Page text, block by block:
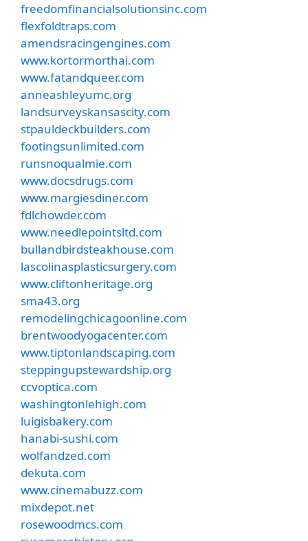
freedomfinancialsolutionsinc.com
flexfoldtraps.com
amendsracingengines.com
www.kortormorthai.com
www.fatandqueer.com
anneashleyumc.org
landsurveyskansascity.com
stpauldeckbuilders.com
footingsunlimited.com
runsnoqualmie.com
www.docsdrugs.com
www.margiesdiner.com
fdlchowder.com
www.needlepointsltd.com
bullandbirdsteakhouse.com
lascolinasplasticsurgery.com
www.cliftonheritage.org
sma43.org
remodelingchicagoonline.com
brentwoodyogacenter.com
www.tiptonlandscaping.com
steppingupstewardship.org
ccvoptica.com
washingtonlehigh.com
luigisbakery.com
hanabi-sushi.com
wolfandzed.com
dekuta.com
www.cinemabuzz.com
mixdepot.net
rosewoodmcs.com